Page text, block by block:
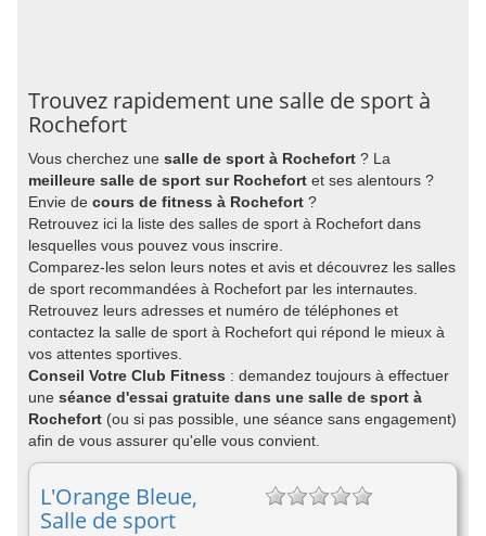
Trouvez rapidement une salle de sport à
Rochefort
Vous cherchez une salle de sport à Rochefort ? La
meilleure salle de sport sur Rochefort et ses alentours ?
Envie de cours de fitness à Rochefort ?
Retrouvez ici la liste des salles de sport à Rochefort dans
lesquelles vous pouvez vous inscrire.
Comparez-les selon leurs notes et avis et découvrez les salles
de sport recommandées à Rochefort par les internautes.
Retrouvez leurs adresses et numéro de téléphones et
contactez la salle de sport à Rochefort qui répond le mieux à
vos attentes sportives.
Conseil Votre Club Fitness : demandez toujours à effectuer
une séance d'essai gratuite dans une salle de sport à
Rochefort (ou si pas possible, une séance sans engagement)
afin de vous assurer qu'elle vous convient.
L'Orange Bleue,
Salle de sport